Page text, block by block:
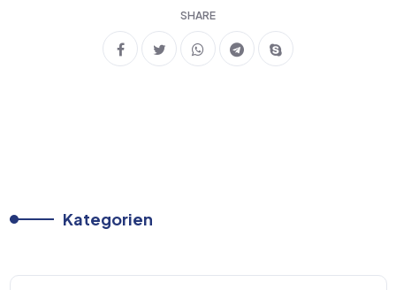
SHARE
Kategorien